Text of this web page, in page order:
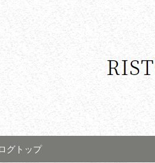
グトップ